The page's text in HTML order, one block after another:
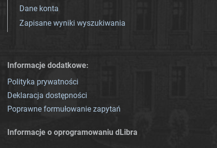
Dane konta
Zapisane wyniki wyszukiwania
Informacje dodatkowe:
Polityka prywatności
Deklaracja dostępności
Poprawne formułowanie zapytań
Informacje o oprogramowaniu dLibra